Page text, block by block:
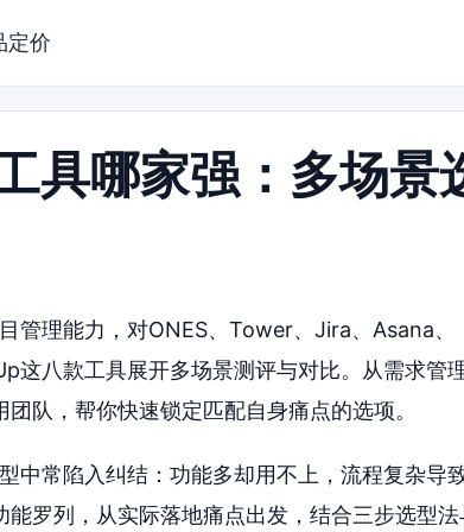
定价
具哪家强：多场景
管理能力，对ONES、Tower、Jira、Asana、
八款工具展开多场景测评与对比。从需求管
队，帮你快速锁定匹配自身痛点的选项。
中常陷入纠结：功能多却用不上，流程复杂导
罗列，从实际落地痛点出发，结合三步选型